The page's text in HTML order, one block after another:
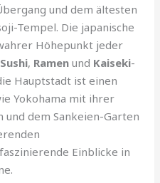
und dem ältesten
Tempel. Die japanische
Höhepunkt jeder
Sushi, Ramen und Kaiseki-
Hauptstadt ist einen
Yokohama mit ihrer
und dem Sankeien-Garten
Einblicke in